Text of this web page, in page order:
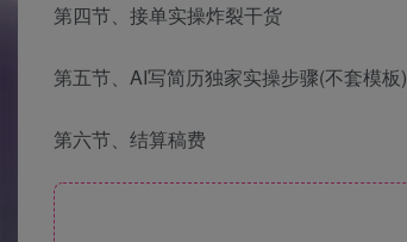
第四节、接单实操炸裂干货
第五节、AI写简历独家实操步骤(不套模板)
第六节、结算稿费